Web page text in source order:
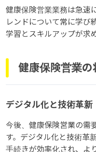
健康保険営業業務は急速
レンドについて常に学び
学習とスキルアップが求
健康保険営業の
デジタル化と技術革新
今後、健康保険営業の需
す。デジタル化と技術革
手続きが効率化され、よ